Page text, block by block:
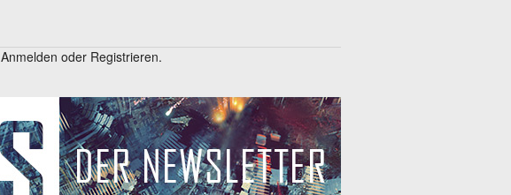
Anmelden oder Registrieren.